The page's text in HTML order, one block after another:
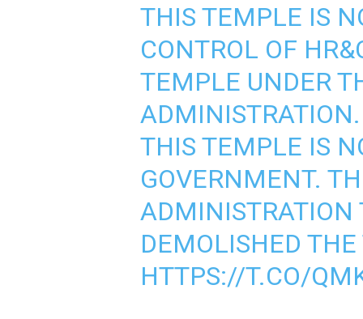
THIS TEMPLE IS
CONTROL OF
TEMPLE UNDER
ADMINISTRATION.
THIS TEMPLE IS
GOVERNMENT.
ADMINISTRATION
DEMOLISHED
HTTPS://T.CO/